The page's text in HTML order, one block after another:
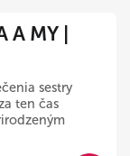
A MY |
sestry
ten čas